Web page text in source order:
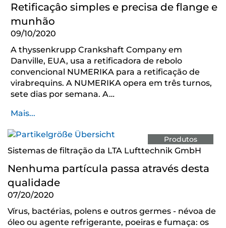
Retificaçâo simples e precisa de flange e
munhão
09/10/2020
A thyssenkrupp Crankshaft Company em
Danville, EUA, usa a retificadora de rebolo
convencional NUMERIKA para a retificação de
virabrequins. A NUMERIKA opera em três turnos,
sete dias por semana. A…
Mais...
Produtos
Sistemas de filtração da LTA Lufttechnik GmbH
Nenhuma partícula passa através desta
qualidade
07/20/2020
Vírus, bactérias, polens e outros germes - névoa de
óleo ou agente refrigerante, poeiras e fumaça: os